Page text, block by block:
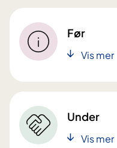
Før
Vis mer
Under
Vis mer